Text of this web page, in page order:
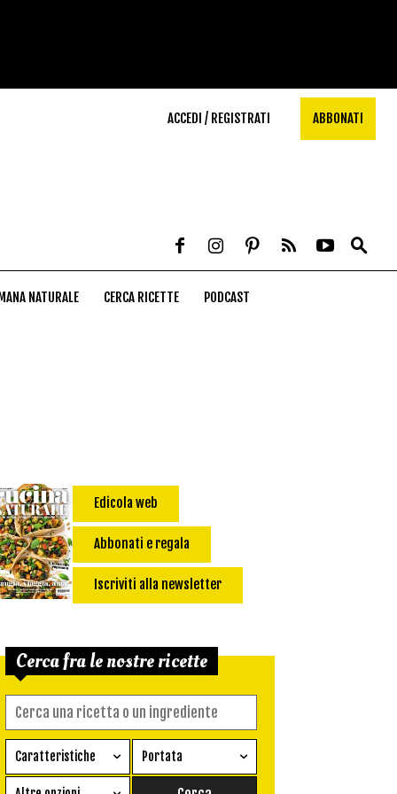
ACCEDI / REGISTRATI ABBONATI
NATURALE CERCA RICETTE PODCAST
Edicola web
Abbonati e regala
Iscriviti alla newsletter
Cerca fra le nostre ricette
Caratteristiche
Ricetta vegetariana
Portata
Antipasto